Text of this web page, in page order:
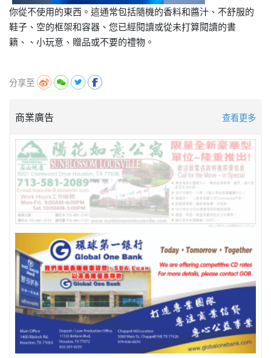
你從不使用的東西。這通常包括隨機的香料和醬汁、不舒服的
鞋子、空的框架和容器、您已經閱讀或從未打算閱讀的書
籍、、小玩意、贈品或不要的禮物。
分享至
商業廣告 查看更多